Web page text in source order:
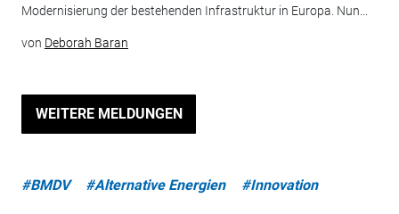
Modernisierung der bestehenden Infrastruktur in Europa. Nun...
von Deborah Baran
WEITERE MELDUNGEN
#BMDV #Alternative Energien #Innovation